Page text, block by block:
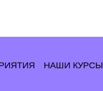
НАШИ КУРСЫ